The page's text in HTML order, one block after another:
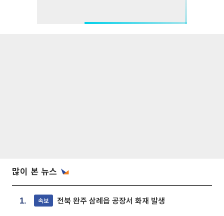
많이 본 뉴스
1. 속보 전북 완주 삼례읍 공장서 화재 발생